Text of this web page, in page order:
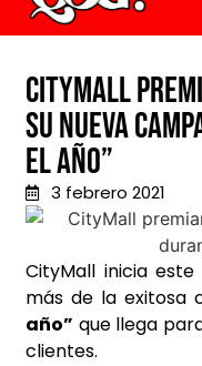
CityMall
su nueva
El Año”
3 febrero 2021
CityMall inicia este
más de la exitosa
año” que llega
clientes.